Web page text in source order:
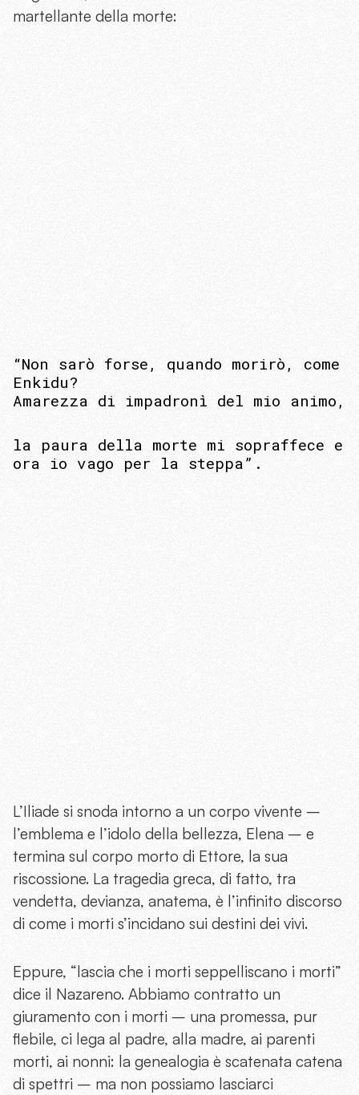
martellante della morte:
“Non sarò forse, quando morirò, come
Enkidu?
Amarezza di impadronì del mio animo,
la paura della morte mi sopraffece e
ora io vago per la steppa”.
L’Iliade si snoda intorno a un corpo vivente –
l’emblema e l’idolo della bellezza, Elena – e
termina sul corpo morto di Ettore, la sua
riscossione. La tragedia greca, di fatto, tra
vendetta, devianza, anatema, è l’infinito discorso
di come i morti s’incidano sui destini dei vivi.
Eppure, “lascia che i morti seppelliscano i morti”
dice il Nazareno. Abbiamo contratto un
giuramento con i morti – una promessa, pur
flebile, ci lega al padre, alla madre, ai parenti
morti, ai nonni: la genealogia è scatenata catena
di spettri – ma non possiamo lasciarci